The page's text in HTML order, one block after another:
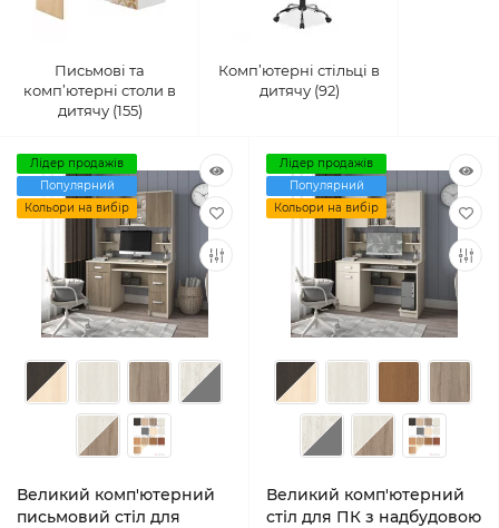
Письмові та
комп’ютерні столи в
дитячу (155)
Комп’ютерні стільці в
дитячу (92)
Лідер продажів
Популярний
Кольори на вибір
Великий комп'ютерний
письмовий стіл для
Лідер продажів
Популярний
Кольори на вибір
Великий комп'ютерний
стіл для ПК з надбудовою